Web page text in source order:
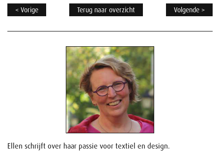
< Vorige Terug naar overzicht Volgende >
Ellen schrijft over haar passie voor textiel en design.